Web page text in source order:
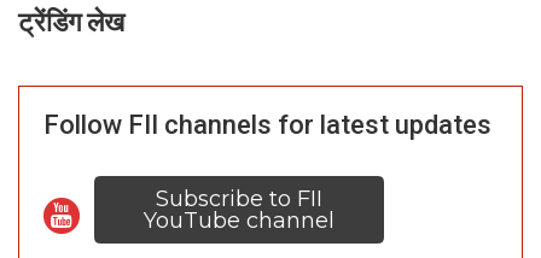
ट्रेंडिंग लेख
Follow FII channels for latest updates
Subscribe to FII
YouTube channel